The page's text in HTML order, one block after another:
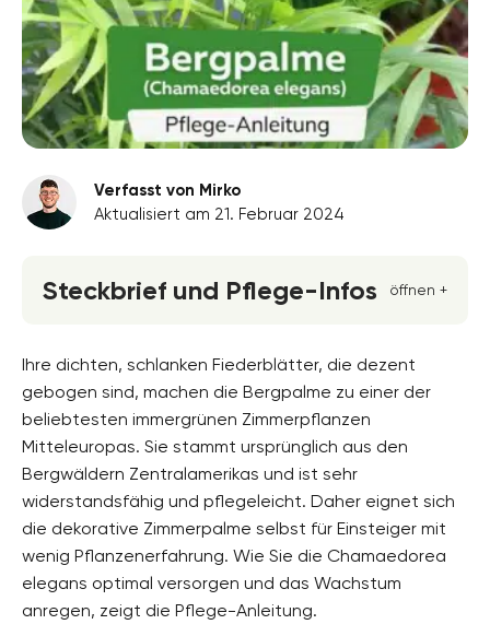
Verfasst von Mirko
Aktualisiert am 21. Februar 2024
Steckbrief und Pflege-Infos öffnen +
gelb, unscheinbar
Standort
Schatten, Halbschatten
Wuchsform
Höhe
bis zu 130 Zentimeter, selten bis 2 Meter
Bodenfeuchte
mäßig feucht, sehr feucht, frisch
Ihre dichten, schlanken Fiederblätter, die dezent
gebogen sind, machen die Bergpalme zu einer der
beliebtesten immergrünen Zimmerpflanzen
Mitteleuropas. Sie stammt ursprünglich aus den
Bergwäldern Zentralamerikas und ist sehr
widerstandsfähig und pflegeleicht. Daher eignet sich
die dekorative Zimmerpalme selbst für Einsteiger mit
wenig Pflanzenerfahrung. Wie Sie die Chamaedorea
elegans optimal versorgen und das Wachstum
anregen, zeigt die Pflege-Anleitung.